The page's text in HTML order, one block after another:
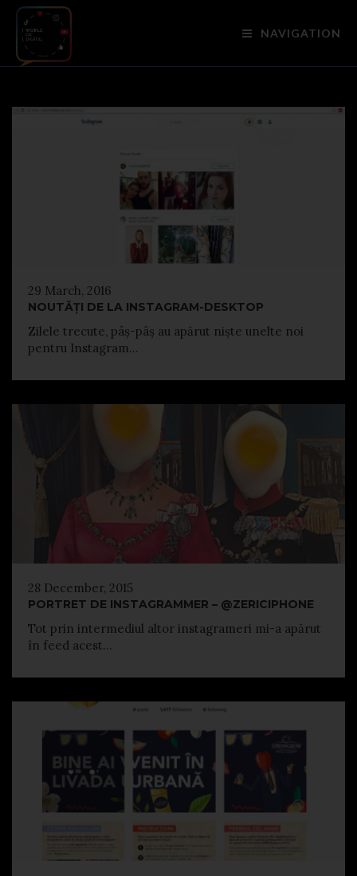
NAVIGATION
29 March, 2016
NOUTĂȚI DE LA INSTAGRAM-DESKTOP
Zilele trecute, pâș-pâș au apărut niște unelte noi
pentru Instagram...
28 December, 2015
PORTRET DE INSTAGRAMMER – @ZERICIPHONE
Tot prin intermediul altor instagrameri mi-a apărut
în feed acest...